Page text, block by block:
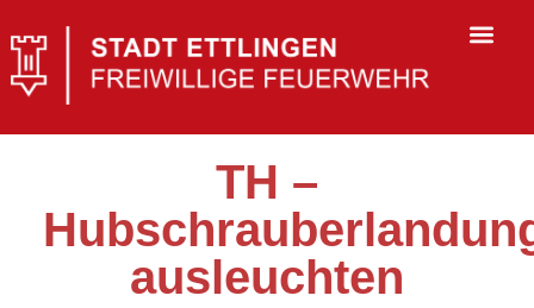
TH –
ausleuchten